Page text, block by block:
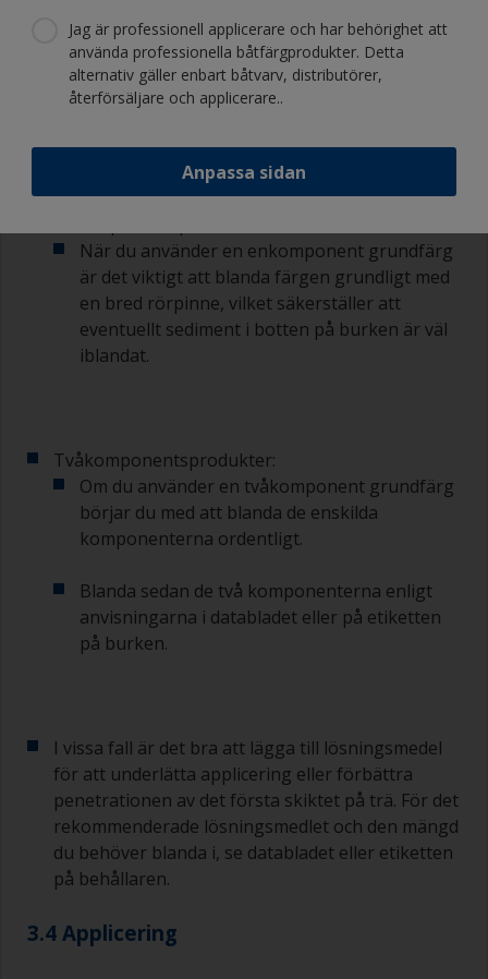
3.2 Maskera
Maskera alla ytor som inte ska målas, som
vattenlinjen, med lämplig maskeringstejp.
När du använder en enkomponent grundfärg
är det viktigt att blanda färgen grundligt med
en bred rörpinne, vilket säkerställer att
eventuellt sediment i botten på burken är väl
iblandat.
Tvåkomponentsprodukter:
Om du använder en tvåkomponent grundfärg
börjar du med att blanda de enskilda
komponenterna ordentligt.
Blanda sedan de två komponenterna enligt
anvisningarna i databladet eller på etiketten
på burken.
I vissa fall är det bra att lägga till lösningsmedel
för att underlätta applicering eller förbättra
penetrationen av det första skiktet på trä. För det
rekommenderade lösningsmedlet och den mängd
du behöver blanda i, se databladet eller etiketten
på behållaren.
3.4 Applicering
Jag är professionell applicerare och har behörighet att
använda professionella båtfärgprodukter. Detta
alternativ gäller enbart båtvarv, distributörer,
återförsäljare och applicerare..
Anpassa sidan